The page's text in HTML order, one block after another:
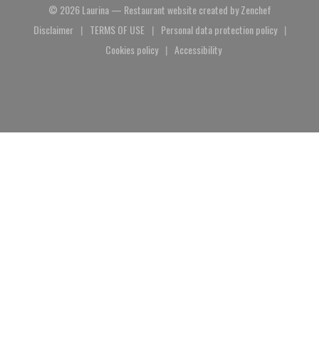
© 2026 Laurina — Restaurant website created byZenchef((opens in a
Disclaimer
((opens in a new window))
TERMS OF USE
((opens in a new window))
Personal data protection policy
((opens in a new window))
Cookies policy
((opens in a new window))
Accessibility
((opens in a new window))